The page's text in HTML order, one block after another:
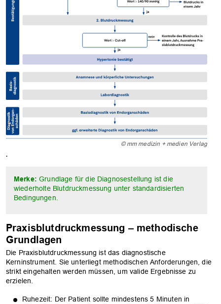
© mm medizin + medien Verlag
.
Merke: Grundlage für die Diagnosestellung ist die
wiederholte Blutdruckmessung unter standardisierten
Bedingungen.
Praxisblutdruckmessung – methodische
Grundlagen
Die Praxisblutdruckmessung ist das diagnostische
Kerninstrument. Sie unterliegt methodischen Anforderungen, die
strikt eingehalten werden müssen, um valide Ergebnisse zu
erzielen.
Ruhezeit: Der Patient sollte mindestens 5 Minuten in